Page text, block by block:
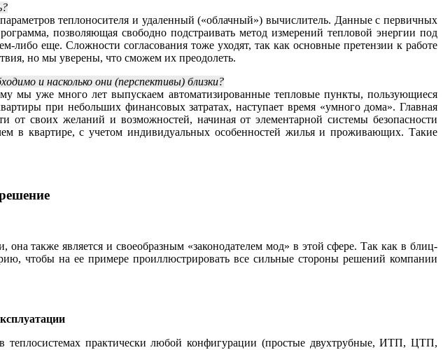
теплоносителя и удаленный («облачный») вычислитель. Данные с первичных
позволяющая свободно подстраивать метод измерений тепловой энергии под
еще. Сложности согласования тоже уходят, так как основные претензии к работе
но мы уверены, что сможем их преодолеть.
и насколько они (перспективы) близки?
мы уже много лет выпускаем автоматизированные тепловые пункты, пользующиеся
при небольших финансовых затратах, наступает время «умного дома». Главная
своих желаний и возможностей, начиная от элементарной системы безопасности
в квартире, с учетом индивидуальных особенностей жилья и проживающих. Такие
также является и своеобразным «законодателем мод» в этой сфере. Так как в блиц-
чтобы на ее примере проиллюстрировать все сильные стороны решений компании
практически любой конфигурации (простые двухтрубные, ИТП, ЦТП,